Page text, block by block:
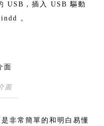
USB，插入 USB 驅動
。
面
非常簡單的和明白易懂